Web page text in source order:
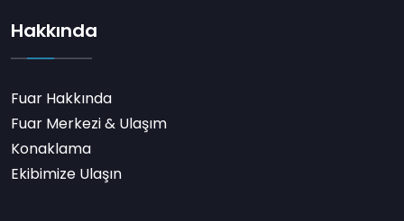
Hakkında
Fuar Hakkında
Fuar Merkezi & Ulaşım
Konaklama
Ekibimize Ulaşın